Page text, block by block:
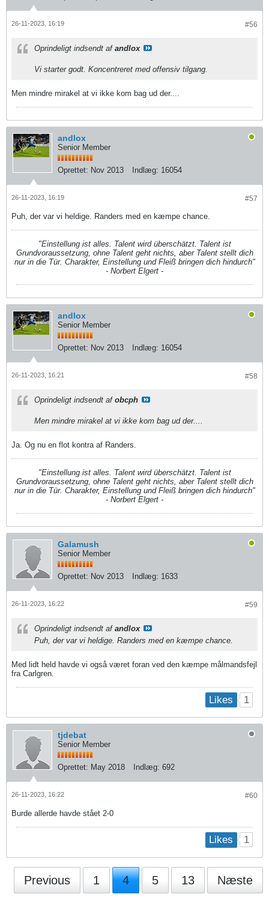
#56
26-11-2023, 16:19
Oprindeligt indsendt af andlox
Vi starter godt. Koncentreret med offensiv tilgang.
Men mindre mirakel at vi ikke kom bag ud der....
andlox
Senior Member
Oprettet: Nov 2013 Indlæg: 16054
#57
26-11-2023, 16:19
Puh, der var vi heldige. Randers med en kæmpe chance.
"Einstellung ist alles. Talent wird überschätzt. Talent ist
Grundvoraussetzung, ohne Talent geht nichts, aber Talent stellt dich
nur in die Tür. Charakter, Einstellung und Fleiß bringen dich hindurch"
- Norbert Elgert -
andlox
Senior Member
Oprettet: Nov 2013 Indlæg: 16054
#58
26-11-2023, 16:21
Oprindeligt indsendt af obcph
Men mindre mirakel at vi ikke kom bag ud der....
Ja. Og nu en flot kontra af Randers.
"Einstellung ist alles. Talent wird überschätzt. Talent ist
Grundvoraussetzung, ohne Talent geht nichts, aber Talent stellt dich
nur in die Tür. Charakter, Einstellung und Fleiß bringen dich hindurch"
- Norbert Elgert -
Galamush
Senior Member
Oprettet: Nov 2013 Indlæg: 1633
#59
26-11-2023, 16:22
Oprindeligt indsendt af andlox
Puh, der var vi heldige. Randers med en kæmpe chance.
Med lidt held havde vi også været foran ved den kæmpe målmandsfejl
fra Carlgren.
Likes 1
tjdebat
Senior Member
Oprettet: May 2018 Indlæg: 692
#60
26-11-2023, 16:22
Burde allerde havde stået 2-0
Likes 1
Previous 1 4 5 13 Næste